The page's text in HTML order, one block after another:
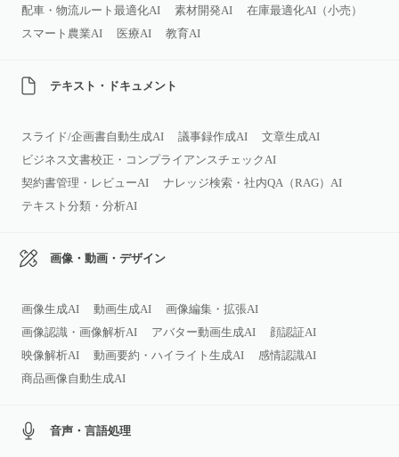
配車・物流ルート最適化AI
素材開発AI
在庫最適化AI（小売）
スマート農業AI
医療AI 教育AI
テキスト・ドキュメント
スライド/企画書自動生成AI 議事録作成AI
文章生成AI
ビジネス文書校正・コンプライアンスチェックAI
契約書管理・レビューAI
ナレッジ検索・社内QA（RAG）AI
テキスト分類・分析AI
画像・動画・デザイン
画像生成AI 動画生成AI
画像編集・拡張AI
画像認識・画像解析AI
アバター動画生成AI
顔認証AI
映像解析AI
動画要約・ハイライト生成AI
感情認識AI
商品画像自動生成AI
音声・言語処理